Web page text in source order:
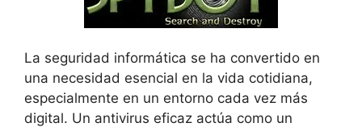
La seguridad informática se ⁤ha​ convertido​ en
una necesidad‍ esencial en la⁣ vida cotidiana,
‍especialmente‍ en un entorno⁤ cada vez⁢ más
digital. Un ⁢antivirus eficaz actúa como un